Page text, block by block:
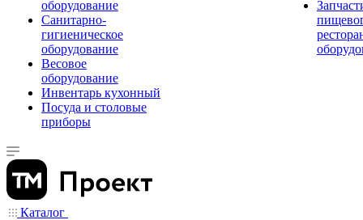
оборудование
Санитарно-
гигиеническое
оборудование
Весовое
оборудование
Инвентарь кухонный
Посуда и столовые
приборы
Каталог